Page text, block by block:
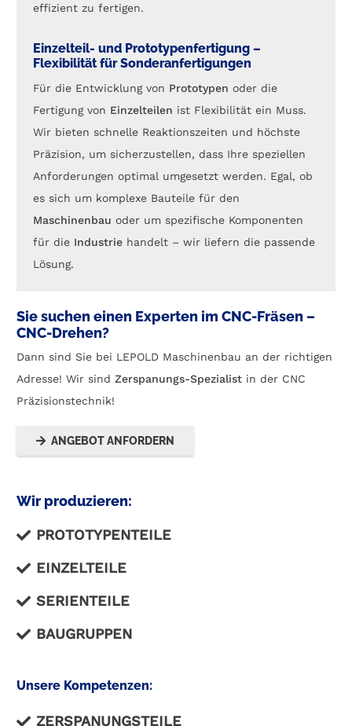
effizient zu fertigen.
Einzelteil- und Prototypenfertigung –
Flexibilität für Sonderanfertigungen
Für die Entwicklung von Prototypen oder die
Fertigung von Einzelteilen ist Flexibilität ein Muss.
Wir bieten schnelle Reaktionszeiten und höchste
Präzision, um sicherzustellen, dass Ihre speziellen
Anforderungen optimal umgesetzt werden. Egal, ob
es sich um komplexe Bauteile für den
Maschinenbau oder um spezifische Komponenten
für die Industrie handelt – wir liefern die passende
Lösung.
Sie suchen einen Experten im CNC-Fräsen –
CNC-Drehen?
Dann sind Sie bei LEPOLD Maschinenbau an der richtigen
Adresse! Wir sind Zerspanungs-Spezialist in der CNC
Präzisionstechnik!
ANGEBOT ANFORDERN
Wir produzieren:
PROTOTYPENTEILE
EINZELTEILE
SERIENTEILE
BAUGRUPPEN
Unsere Kompetenzen:
ZERSPANUNGSTEILE